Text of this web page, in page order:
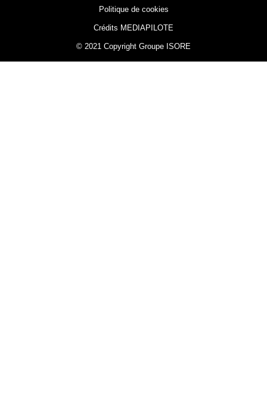
Politique de cookies
Crédits MEDIAPILOTE
© 2021 Copyright Groupe ISORE